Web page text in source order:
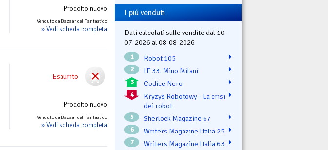
Prodotto nuovo
Venduto da Bazaar del Fantastico
» Vedi scheda completa
Esaurito
Prodotto nuovo
Venduto da Bazaar del Fantastico
» Vedi scheda completa
I più venduti
Dati calcolati sulle vendite dal 10-
07-2026 al 08-08-2026
1 Robot 105
2 IF 33. Mino Milani
3 Codice Nero
4
Kryzys Robotowy - La crisi
dei robot
5 Sherlock Magazine 67
6 Writers Magazine Italia 25
7 Writers Magazine Italia 63